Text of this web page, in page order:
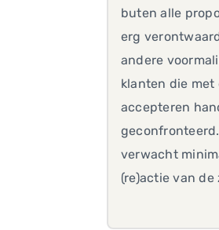
buten alle
erg
andere
klanten die met
accepteren
verwacht
(re)actie van de